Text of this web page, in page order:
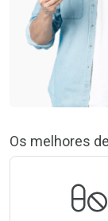
Os melhores